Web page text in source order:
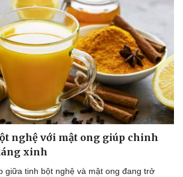
nghệ với mật ong giúp chinh
xinh
giữa tinh bột nghệ và mật ong đang trở